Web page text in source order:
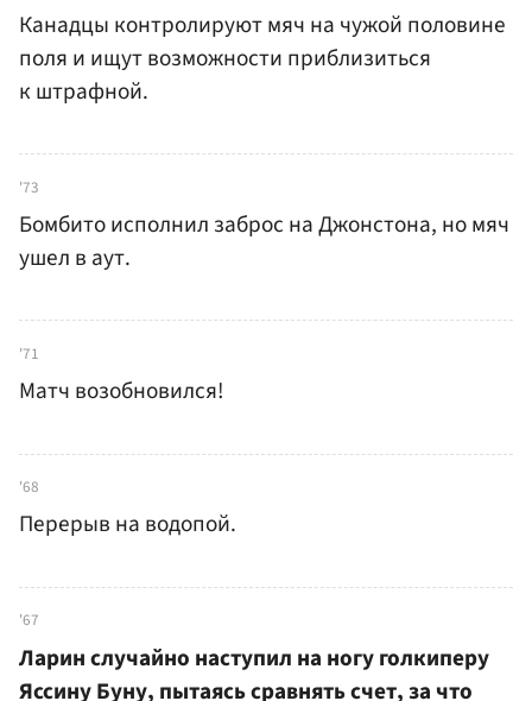
Канадцы контролируют мяч на чужой половине
поля и ищут возможности приблизиться
к штрафной.
'73
Бомбито исполнил заброс на Джонстона, но мяч
ушел в аут.
'71
Матч возобновился!
'68
Перерыв на водопой.
'67
Ларин случайно наступил на ногу голкиперу
Яссину Буну, пытаясь сравнять счет, за что